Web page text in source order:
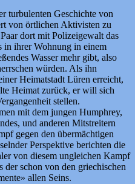
turbulenten Geschichte von
von örtlichen Aktivisten zu
dort mit Polizeigewalt das
ihrer Wohnung in einem
Wasser mehr gibt, also
würden. Als ihn
Heimatstadt Lüren erreicht,
Heimat zurück, er will sich
stellen.
mit dem jungen Humphrey,
und anderen Mitstreitern
gegen den übermächtigen
Perspektive berichten die
von diesem ungleichen Kampf
der schon von den griechischen
allen Seins.